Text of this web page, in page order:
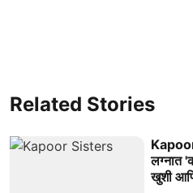
Related Stories
लग्नात
खुशी